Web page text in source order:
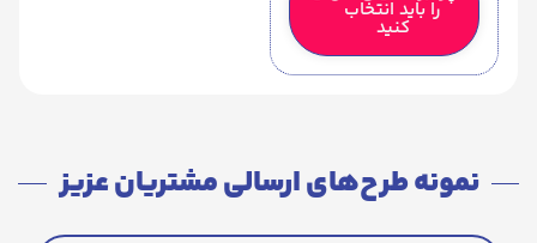
را باید انتخاب
کنید
نمونه طرح‌های ارسالی مشتریان عزیز